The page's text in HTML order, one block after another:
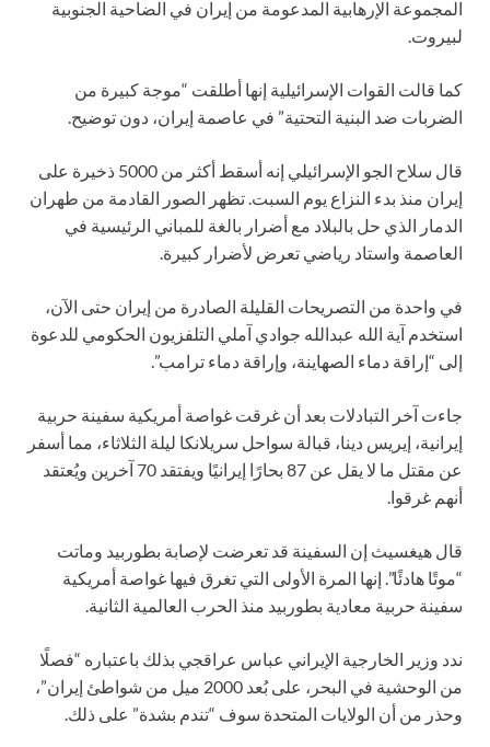
المجموعة الإرهابية المدعومة من إيران في الضاحية الجنوبية
لبيروت.
كما قالت القوات الإسرائيلية إنها أطلقت “موجة كبيرة من
الضربات ضد البنية التحتية” في عاصمة إيران، دون توضيح.
قال سلاح الجو الإسرائيلي إنه أسقط أكثر من 5000 ذخيرة على
إيران منذ بدء النزاع يوم السبت. تظهر الصور القادمة من طهران
الدمار الذي حل بالبلاد مع أضرار بالغة للمباني الرئيسية في
العاصمة واستاد رياضي تعرض لأضرار كبيرة.
في واحدة من التصريحات القليلة الصادرة من إيران حتى الآن،
استخدم آية الله عبدالله جوادي آملي التلفزيون الحكومي للدعوة
إلى “إراقة دماء الصهاينة، وإراقة دماء ترامب”.
جاءت آخر التبادلات بعد أن غرقت غواصة أمريكية سفينة حربية
إيرانية، إيريس دينا، قبالة سواحل سريلانكا ليلة الثلاثاء، مما أسفر
عن مقتل ما لا يقل عن 87 بحارًا إيرانيًا ويفتقد 70 آخرين ويُعتقد
أنهم غرقوا.
قال هيغسيث إن السفينة قد تعرضت لإصابة بطوربيد وماتت
“موتًا هادئًا”. إنها المرة الأولى التي تغرق فيها غواصة أمريكية
سفينة حربية معادية بطوربيد منذ الحرب العالمية الثانية.
ندد وزير الخارجية الإيراني عباس عراقجي بذلك باعتباره “فصلًا
من الوحشية في البحر، على بُعد 2000 ميل من شواطئ إيران”،
وحذر من أن الولايات المتحدة سوف “تندم بشدة” على ذلك.